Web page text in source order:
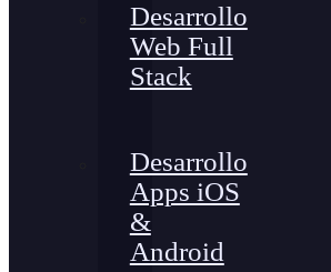
Desarrollo
Web Full
Stack
Desarrollo
Apps iOS
&
Android